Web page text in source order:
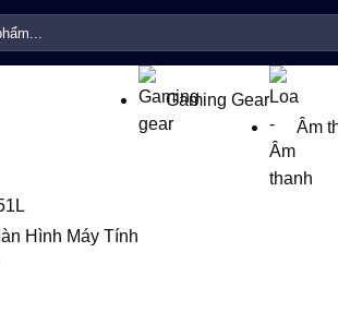
Hình Máy Tính
Gaming Gear
Âm